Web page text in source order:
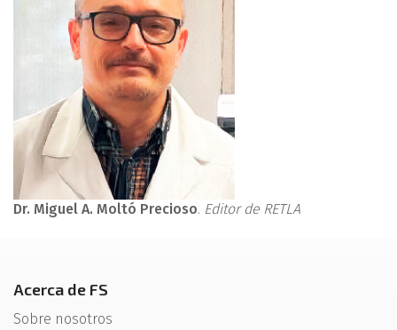
Dr. Miguel A. Moltó Precioso. Editor de RETLA
Acerca de FS
Sobre nosotros